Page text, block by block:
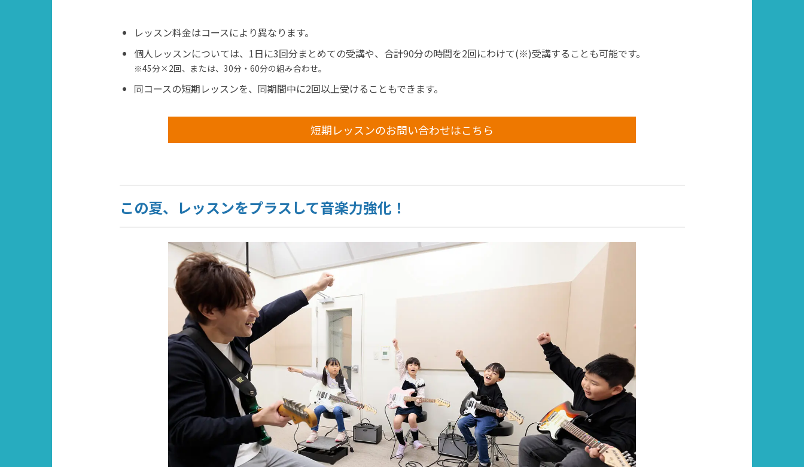
レッスン料金はコースにより異なります。
個人レッスンについては、1日に3回分まとめての受講や、合計90分の時間を2回にわけて(※)受講することも可能です。
※45分×2回、または、30分・60分の組み合わせ。
同コースの短期レッスンを、同期間中に2回以上受けることもできます。
短期レッスンのお問い合わせはこちら
この夏、レッスンをプラスして音楽力強化！